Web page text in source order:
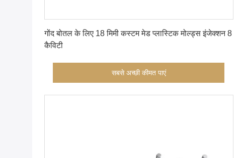
गोंद बोतल के लिए 18 मिमी कस्टम मेड प्लास्टिक मोल्ड्स इंजेक्शन 8
कैविटी
सबसे अच्छी कीमत पाएं